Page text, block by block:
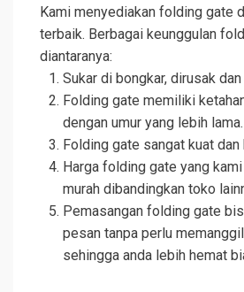
Kami menyediakan folding gate
terbaik. Berbagai keunggulan
diantaranya:
Sukar di bongkar, dirusak
Folding gate memiliki
dengan umur yang lebih lama.
Folding gate sangat kuat dan
Harga folding gate yang
murah dibandingkan toko
Pemasangan folding gate
pesan tanpa perlu
sehingga anda lebih hemat